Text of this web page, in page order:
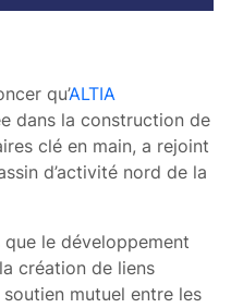
qu’ALTIA
dans la construction de
clé en main, a rejoint
d’activité nord de la
le développement
création de liens
mutuel entre les